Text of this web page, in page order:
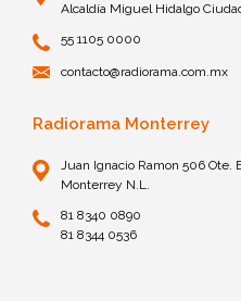
Alcaldía Miguel Hidalgo
55 1105 0000
contacto@radiorama.com.mx
Radiorama Monterrey
Juan Ignacio Ramon 506 Ote.
Monterrey N.L.
81 8340 0890
81 8344 0536